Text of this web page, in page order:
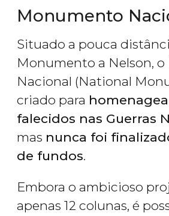
Monumento
Situado a pouca
Monumento a Nelson,
Nacional (National
criado para
falecidos nas Guerras
mas nunca foi
de fundos.
Embora o ambicioso
apenas 12 colunas, é